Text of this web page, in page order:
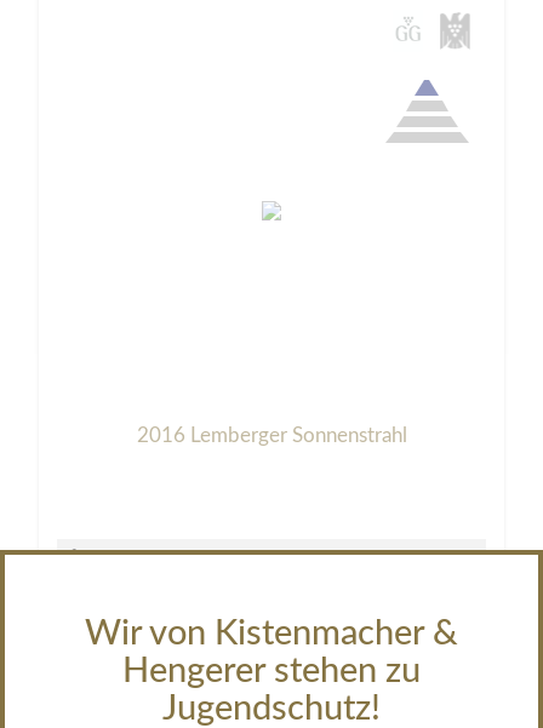
Wir von Kistenmacher &
Hengerer stehen zu
Jugendschutz!
2016 Lemberger Sonnenstrahl
Lemberger
auf Lager
35,00 €